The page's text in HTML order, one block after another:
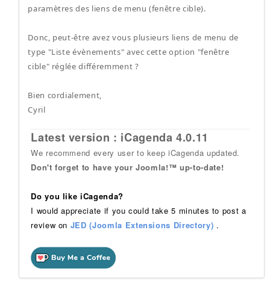
paramètres des liens de menu (fenêtre cible).
Donc, peut-être avez vous plusieurs liens de menu de
type "Liste évènements" avec cette option "fenêtre
cible" réglée différemment ?
Bien cordialement,
Cyril
Latest version : iCagenda 4.0.11
We recommend every user to keep iCagenda updated.
Don't forget to have your Joomla!™ up-to-date!
Do you like iCagenda?
I would appreciate if you could take 5 minutes to post a
review on JED (Joomla Extensions Directory) .